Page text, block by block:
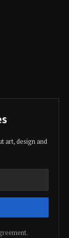
art, design and